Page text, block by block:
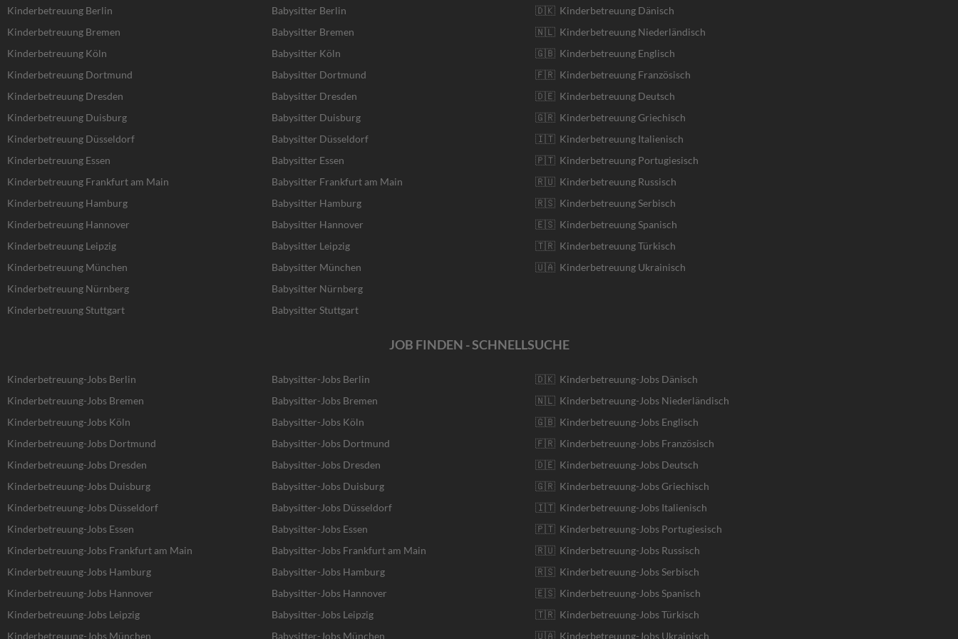
Kinderbetreuung Berlin
Kinderbetreuung Bremen
Kinderbetreuung Köln
Kinderbetreuung Dortmund
Kinderbetreuung Dresden
Kinderbetreuung Duisburg
Kinderbetreuung Düsseldorf
Kinderbetreuung Essen
Kinderbetreuung Frankfurt am Main
Kinderbetreuung Hamburg
Kinderbetreuung Hannover
Kinderbetreuung Leipzig
Kinderbetreuung München
Kinderbetreuung Nürnberg
Kinderbetreuung Stuttgart
Babysitter Berlin
Babysitter Bremen
Babysitter Köln
Babysitter Dortmund
Babysitter Dresden
Babysitter Duisburg
Babysitter Düsseldorf
Babysitter Essen
Babysitter Frankfurt am Main
Babysitter Hamburg
Babysitter Hannover
Babysitter Leipzig
Babysitter München
Babysitter Nürnberg
Babysitter Stuttgart
🇩🇰 Kinderbetreuung Dänisch
🇳🇱 Kinderbetreuung Niederländisch
🇬🇧 Kinderbetreuung Englisch
🇫🇷 Kinderbetreuung Französisch
🇩🇪 Kinderbetreuung Deutsch
🇬🇷 Kinderbetreuung Griechisch
🇮🇹 Kinderbetreuung Italienisch
🇵🇹 Kinderbetreuung Portugiesisch
🇷🇺 Kinderbetreuung Russisch
🇷🇸 Kinderbetreuung Serbisch
🇪🇸 Kinderbetreuung Spanisch
🇹🇷 Kinderbetreuung Türkisch
🇺🇦 Kinderbetreuung Ukrainisch
JOB FINDEN - SCHNELLSUCHE
Kinderbetreuung-Jobs Berlin
Kinderbetreuung-Jobs Bremen
Kinderbetreuung-Jobs Köln
Kinderbetreuung-Jobs Dortmund
Kinderbetreuung-Jobs Dresden
Kinderbetreuung-Jobs Duisburg
Kinderbetreuung-Jobs Düsseldorf
Kinderbetreuung-Jobs Essen
Kinderbetreuung-Jobs Frankfurt am Main
Kinderbetreuung-Jobs Hamburg
Kinderbetreuung-Jobs Hannover
Kinderbetreuung-Jobs Leipzig
Kinderbetreuung-Jobs München
Babysitter-Jobs Berlin
Babysitter-Jobs Bremen
Babysitter-Jobs Köln
Babysitter-Jobs Dortmund
Babysitter-Jobs Dresden
Babysitter-Jobs Duisburg
Babysitter-Jobs Düsseldorf
Babysitter-Jobs Essen
Babysitter-Jobs Frankfurt am Main
Babysitter-Jobs Hamburg
Babysitter-Jobs Hannover
Babysitter-Jobs Leipzig
Babysitter-Jobs München
🇩🇰 Kinderbetreuung-Jobs Dänisch
🇳🇱 Kinderbetreuung-Jobs Niederländisch
🇬🇧 Kinderbetreuung-Jobs Englisch
🇫🇷 Kinderbetreuung-Jobs Französisch
🇩🇪 Kinderbetreuung-Jobs Deutsch
🇬🇷 Kinderbetreuung-Jobs Griechisch
🇮🇹 Kinderbetreuung-Jobs Italienisch
🇵🇹 Kinderbetreuung-Jobs Portugiesisch
🇷🇺 Kinderbetreuung-Jobs Russisch
🇷🇸 Kinderbetreuung-Jobs Serbisch
🇪🇸 Kinderbetreuung-Jobs Spanisch
🇹🇷 Kinderbetreuung-Jobs Türkisch
🇺🇦 Kinderbetreuung-Jobs Ukrainisch